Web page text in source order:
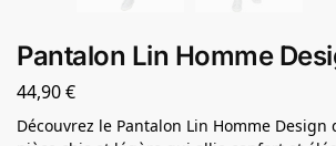
Pantalon Lin Homme
44,90€
Découvrez le Pantalon Lin Homme Design